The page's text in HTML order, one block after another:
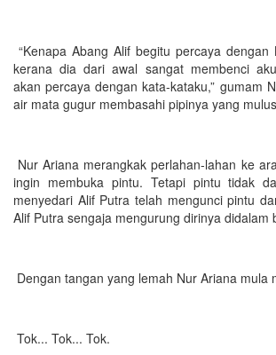
“Kenapa Abang Alif begitu percaya dengan
kerana dia dari awal sangat membenci
akan percaya dengan kata-kataku,” gumam
air mata gugur membasahi pipinya yang
Nur Ariana merangkak perlahan-lahan ke
ingin membuka pintu. Tetapi pintu tidak
menyedari Alif Putra telah mengunci pintu
Alif Putra sengaja mengurung dirinya didalam
Dengan tangan yang lemah Nur Ariana mula
Tok... Tok... Tok.